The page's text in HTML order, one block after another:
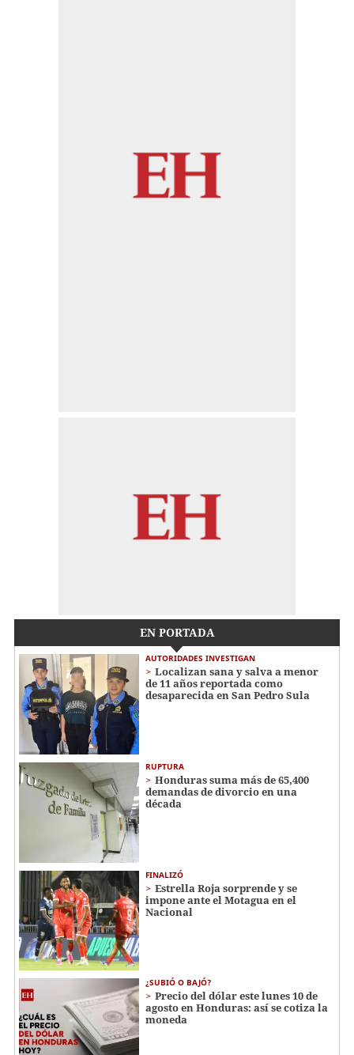
EN PORTADA
AUTORIDADES INVESTIGAN
Localizan sana y salva a menor
de 11 años reportada como
desaparecida en San Pedro Sula
RUPTURA
Honduras suma más de 65,400
demandas de divorcio en una
década
FINALIZÓ
Estrella Roja sorprende y se
impone ante el Motagua en el
Nacional
¿SUBIÓ O BAJÓ?
Precio del dólar este lunes 10 de
agosto en Honduras: así se cotiza la
moneda